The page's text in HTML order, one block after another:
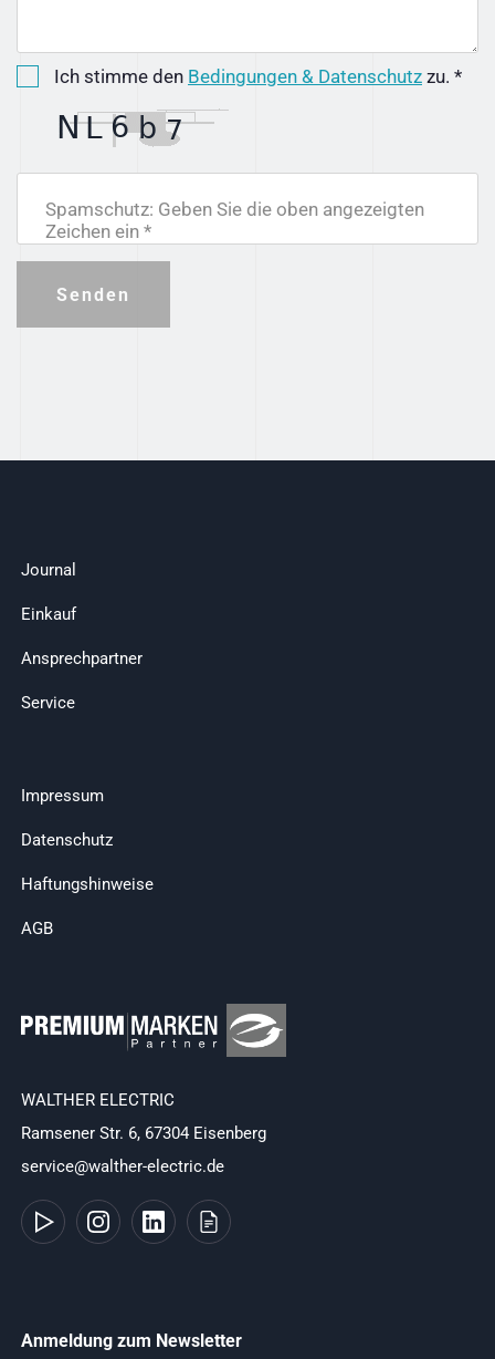
Ich stimme den Bedingungen & Datenschutz zu. *
Spamschutz: Geben Sie die oben angezeigten
Zeichen ein *
Senden
Journal
Einkauf
Ansprechpartner
Service
Impressum
Datenschutz
Haftungshinweise
AGB
WALTHER ELECTRIC
Ramsener Str. 6, 67304 Eisenberg
service@walther-electric.de
Anmeldung zum Newsletter